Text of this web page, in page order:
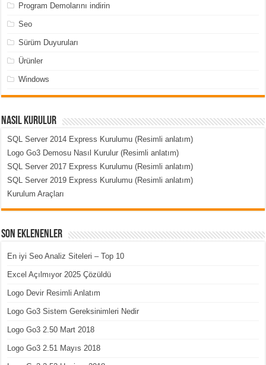
Program Demolarını indirin
Seo
Sürüm Duyuruları
Ürünler
Windows
Nasıl Kurulur
SQL Server 2014 Express Kurulumu (Resimli anlatım)
Logo Go3 Demosu Nasıl Kurulur (Resimli anlatım)
SQL Server 2017 Express Kurulumu (Resimli anlatım)
SQL Server 2019 Express Kurulumu (Resimli anlatım)
Kurulum Araçları
Son Eklenenler
En iyi Seo Analiz Siteleri – Top 10
Excel Açılmıyor 2025 Çözüldü
Logo Devir Resimli Anlatım
Logo Go3 Sistem Gereksinimleri Nedir
Logo Go3 2.50 Mart 2018
Logo Go3 2.51 Mayıs 2018